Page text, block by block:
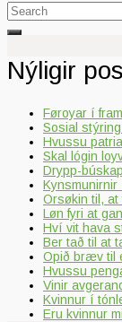
Search
for:
Nýligir
Føroyar í
Sosial
Hvussu
Skal lógin
Drypp-
Orsøkin til,
Løn fyri at
Hví vit hava
Ber tað til at
Opið bræv til
Hvussu
Vinir
Kvinnur í
Eru kvinnur